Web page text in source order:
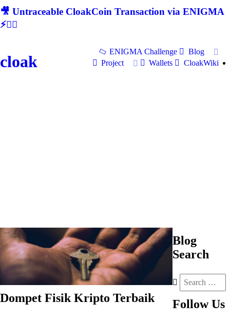
🎥 Untraceable CloakCoin Transaction via ENIGMA
⚡🕵‍♂
cloak
ENIGMA Challenge
Blog
Project
Wallets CloakWiki
Dompet Fisik Kripto Terbaik
Blog
Search
Follow Us